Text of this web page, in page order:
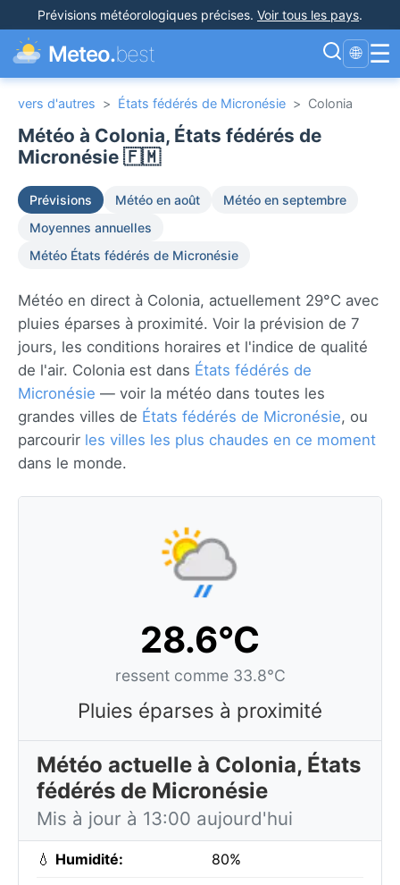
Prévisions météorologiques précises. Voir tous les pays.
Meteo.best 🌐 ☰
vers d'autres > États fédérés de Micronésie > Colonia
Météo à Colonia, États fédérés de
Micronésie 🇫🇲
Prévisions Météo en août
Météo en septembre
Moyennes annuelles
Météo États fédérés de Micronésie
Météo en direct à Colonia, actuellement 29°C avec
pluies éparses à proximité. Voir la prévision de 7
jours, les conditions horaires et l'indice de qualité
de l'air. Colonia est dans États fédérés de
Micronésie — voir la météo dans toutes les
grandes villes de États fédérés de Micronésie, ou
parcourir les villes les plus chaudes en ce moment
dans le monde.
28.6°C
ressent comme 33.8°C
Pluies éparses à proximité
Météo actuelle à Colonia, États
fédérés de Micronésie
Mis à jour à 13:00 aujourd'hui
💧 Humidité: 80%